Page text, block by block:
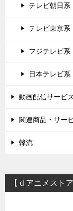
テレビ朝日系
テレビ東京系
フジテレビ系
日本テレビ系
動画配信サービス
関連商品・サー
韓流
【ｄアニメスト